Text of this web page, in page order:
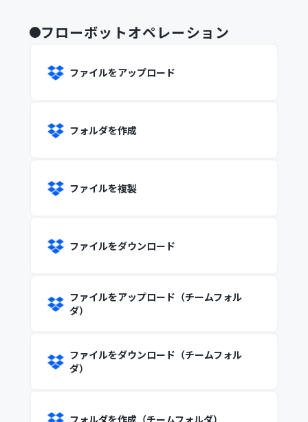
フローボットオペレーション
ファイルをアップロード
フォルダを作成
ファイルを複製
ファイルをダウンロード
ファイルをアップロード（チームフォル
ダ）
ファイルをダウンロード（チームフォル
ダ）
フォルダを作成（チームフォルダ）